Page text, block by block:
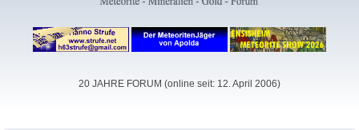
20 JAHRE FORUM (online seit: 12. April 2006)